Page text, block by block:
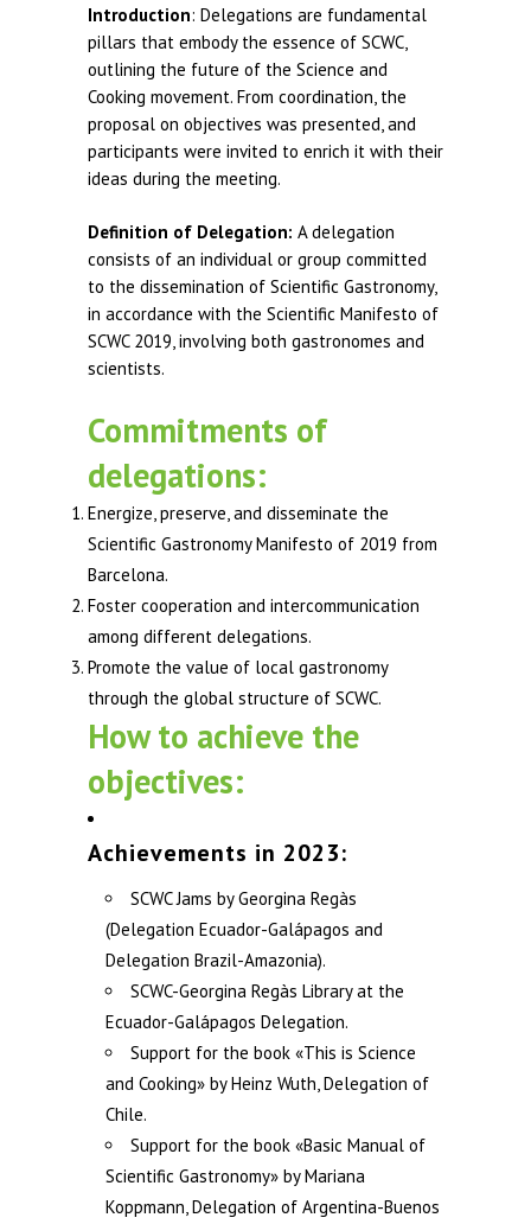
Introduction: Delegations are fundamental
pillars that embody the essence of SCWC,
outlining the future of the Science and
Cooking movement. From coordination, the
proposal on objectives was presented, and
participants were invited to enrich it with their
ideas during the meeting.
Definition of Delegation: A delegation
consists of an individual or group committed
to the dissemination of Scientific Gastronomy,
in accordance with the Scientific Manifesto of
SCWC 2019, involving both gastronomes and
scientists.
Commitments of
delegations:
Energize, preserve, and disseminate the
Scientific Gastronomy Manifesto of 2019 from
Barcelona.
Foster cooperation and intercommunication
among different delegations.
Promote the value of local gastronomy
through the global structure of SCWC.
How to achieve the
objectives:
Achievements in 2023:
SCWC Jams by Georgina Regàs
(Delegation Ecuador-Galápagos and
Delegation Brazil-Amazonia).
SCWC-Georgina Regàs Library at the
Ecuador-Galápagos Delegation.
Support for the book «This is Science
and Cooking» by Heinz Wuth, Delegation of
Chile.
Support for the book «Basic Manual of
Scientific Gastronomy» by Mariana
Koppmann, Delegation of Argentina-Buenos